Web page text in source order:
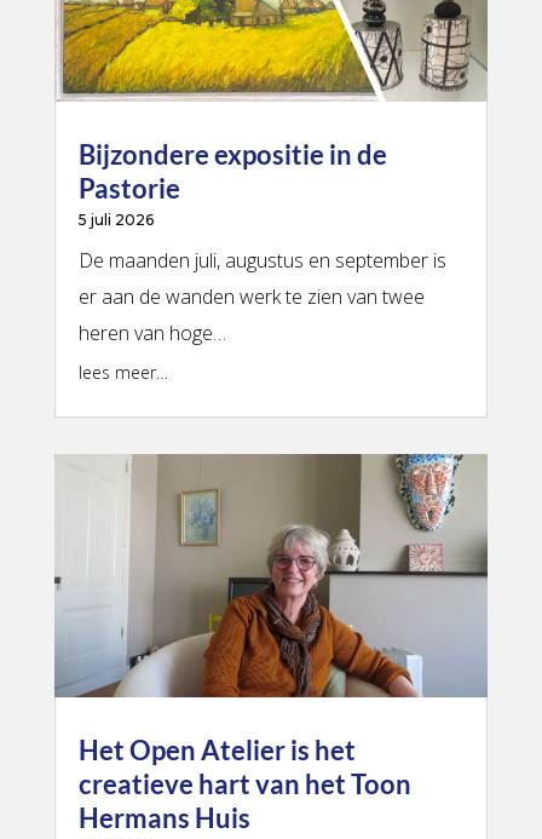
Bijzondere expositie in de
Pastorie
5 juli 2026
De maanden juli, augustus en september is
er aan de wanden werk te zien van twee
heren van hoge…
lees meer…
Het Open Atelier is het
creatieve hart van het Toon
Hermans Huis